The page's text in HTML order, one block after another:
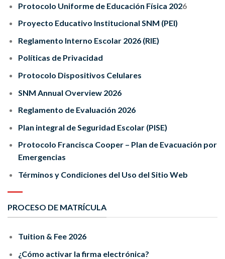
Protocolo Uniforme de Educación Física 2026
Proyecto Educativo Institucional SNM (PEI)
Reglamento Interno Escolar 2026 (RIE)
Políticas de Privacidad
Protocolo Dispositivos Celulares
SNM Annual Overview 2026
Reglamento de Evaluación 2026
Plan integral de Seguridad Escolar (PISE)
Protocolo Francisca Cooper – Plan de Evacuación por
Emergencias
Términos y Condiciones del Uso del Sitio Web
PROCESO DE MATRÍCULA
Tuition & Fee 2026
¿Cómo activar la firma electrónica?